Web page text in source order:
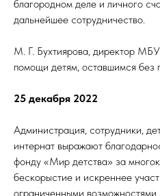
благородном деле и личного
дальнейшее сотрудничество.
М. Г. Бухтиярова, директор
помощи детям, оставшимся без
25 декабря 2022
Администрация, сотрудники,
интернат выражают
фонду «Мир детства» за
бескорыстие и искреннее
ограниченными возможностями